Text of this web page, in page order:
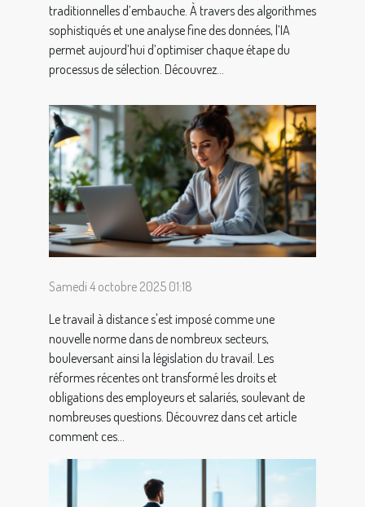
traditionnelles d’embauche. À travers des algorithmes
sophistiqués et une analyse fine des données, l’IA
permet aujourd’hui d’optimiser chaque étape du
processus de sélection. Découvrez...
Samedi 4 octobre 2025 01:18
Le travail à distance s'est imposé comme une
nouvelle norme dans de nombreux secteurs,
bouleversant ainsi la législation du travail. Les
réformes récentes ont transformé les droits et
obligations des employeurs et salariés, soulevant de
nombreuses questions. Découvrez dans cet article
comment ces...